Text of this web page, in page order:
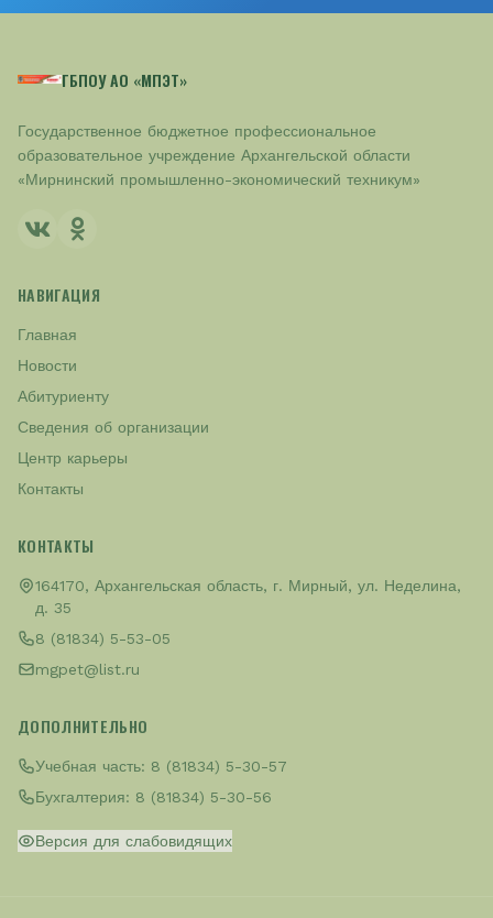
ГБПОУ АО «МПЭТ»
Государственное бюджетное профессиональное
образовательное учреждение Архангельской области
«Мирнинский промышленно-экономический техникум»
НАВИГАЦИЯ
Главная
Новости
Абитуриенту
Сведения об организации
Центр карьеры
Контакты
КОНТАКТЫ
164170, Архангельская область, г. Мирный, ул. Неделина,
д. 35
8 (81834) 5-53-05
mgpet@list.ru
ДОПОЛНИТЕЛЬНО
Учебная часть: 8 (81834) 5-30-57
Бухгалтерия: 8 (81834) 5-30-56
Версия для слабовидящих